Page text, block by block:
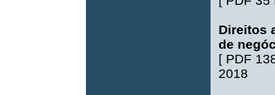
Direitos
de
[ PDF
2018